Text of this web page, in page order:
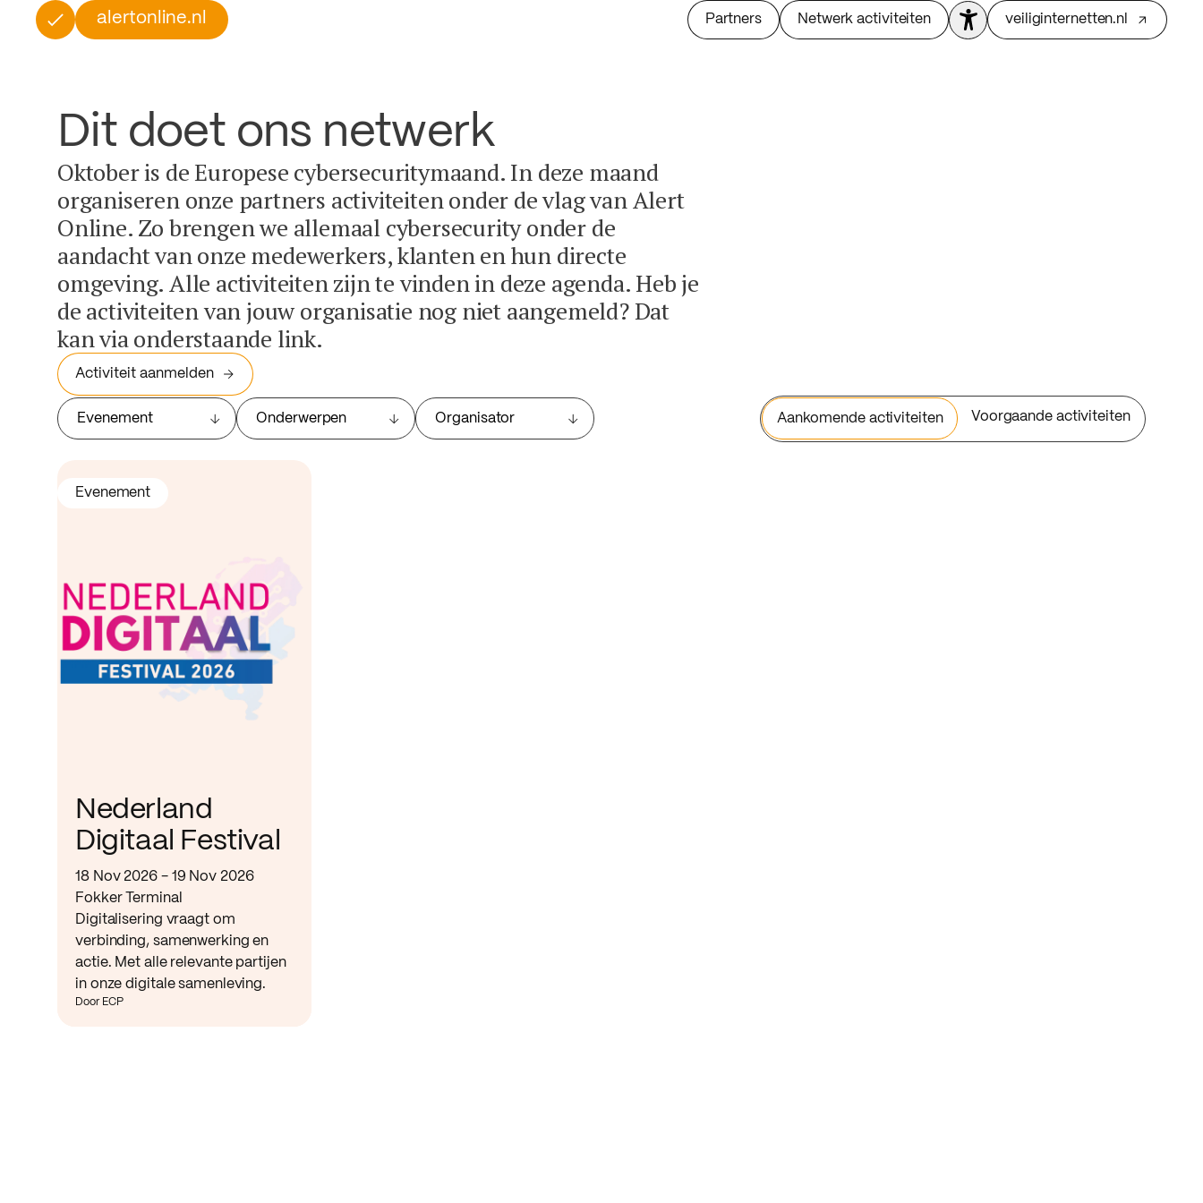
alertonline.nl Partners Netwerk activiteiten veiliginternetten.nl
Dit doet ons netwerk
Oktober is de Europese cybersecuritymaand. In deze maand
organiseren onze partners activiteiten onder de vlag van Alert
Online. Zo brengen we allemaal cybersecurity onder de
aandacht van onze medewerkers, klanten en hun directe
omgeving. Alle activiteiten zijn te vinden in deze agenda. Heb je
de activiteiten van jouw organisatie nog niet aangemeld? Dat
kan via onderstaande link.
Activiteit aanmelden
Evenement Onderwerpen Organisator Aankomende activiteiten Voorgaande activiteiten
Nederland
Digitaal Festival
18 Nov 2026 - 19 Nov 2026
Fokker Terminal
Digitalisering vraagt om
verbinding, samenwerking en
actie. Met alle relevante partijen
in onze digitale samenleving.
Door ECP
Evenement